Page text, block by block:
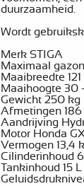
duurzaamheid.
Wordt
Merk STIGA
Maximaal
Maaibreedte 121
Maaihoogte 30
Gewicht 250 kg
Afmetingen 186
Aandrijving
Motor Honda
Vermogen 13,4
Cilinderinhoud
Tankinhoud 15 L